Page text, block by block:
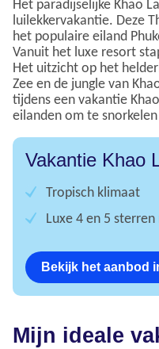
Het paradijselijke Khao
luilekkervakantie. Deze
het populaire eiland
Vanuit het luxe resort
Het uitzicht op het
Zee en de jungle van
tijdens een vakantie
eilanden om te
Vakantie Khao
Tropisch klimaat
Luxe 4 en 5
Bekijk het aanbod
Mijn ideale